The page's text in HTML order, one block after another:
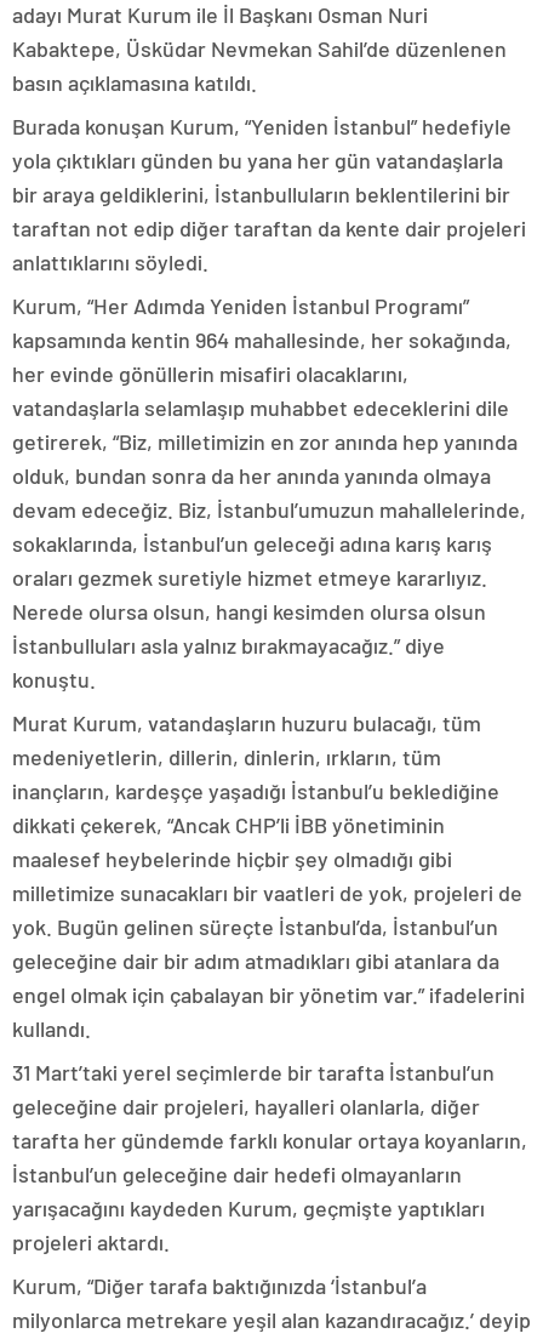
adayı Murat Kurum ile İl Başkanı Osman Nuri
Kabaktepe, Üsküdar Nevmekan Sahil’de düzenlenen
basın açıklamasına katıldı.
Burada konuşan Kurum, “Yeniden İstanbul” hedefiyle
yola çıktıkları günden bu yana her gün vatandaşlarla
bir araya geldiklerini, İstanbulluların beklentilerini bir
taraftan not edip diğer taraftan da kente dair projeleri
anlattıklarını söyledi.
Kurum, “Her Adımda Yeniden İstanbul Programı”
kapsamında kentin 964 mahallesinde, her sokağında,
her evinde gönüllerin misafiri olacaklarını,
vatandaşlarla selamlaşıp muhabbet edeceklerini dile
getirerek, “Biz, milletimizin en zor anında hep yanında
olduk, bundan sonra da her anında yanında olmaya
devam edeceğiz. Biz, İstanbul’umuzun mahallelerinde,
sokaklarında, İstanbul’un geleceği adına karış karış
oraları gezmek suretiyle hizmet etmeye kararlıyız.
Nerede olursa olsun, hangi kesimden olursa olsun
İstanbulluları asla yalnız bırakmayacağız.” diye
konuştu.
Murat Kurum, vatandaşların huzuru bulacağı, tüm
medeniyetlerin, dillerin, dinlerin, ırkların, tüm
inançların, kardeşçe yaşadığı İstanbul’u beklediğine
dikkati çekerek, “Ancak CHP’li İBB yönetiminin
maalesef heybelerinde hiçbir şey olmadığı gibi
milletimize sunacakları bir vaatleri de yok, projeleri de
yok. Bugün gelinen süreçte İstanbul’da, İstanbul’un
geleceğine dair bir adım atmadıkları gibi atanlara da
engel olmak için çabalayan bir yönetim var.” ifadelerini
kullandı.
31 Mart’taki yerel seçimlerde bir tarafta İstanbul’un
geleceğine dair projeleri, hayalleri olanlarla, diğer
tarafta her gündemde farklı konular ortaya koyanların,
İstanbul’un geleceğine dair hedefi olmayanların
yarışacağını kaydeden Kurum, geçmişte yaptıkları
projeleri aktardı.
Kurum, “Diğer tarafa baktığınızda ‘İstanbul’a
milyonlarca metrekare yeşil alan kazandıracağız.’ deyip